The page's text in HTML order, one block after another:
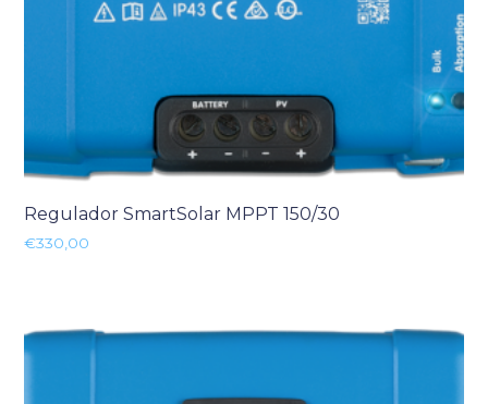
Regulador SmartSolar MPPT 150/30
€330,00